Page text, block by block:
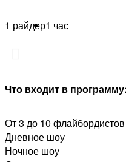
1 райдер1 час
Что входит в программу:
От 3 до 10 флайбордистов
Дневное шоу
Ночное шоу